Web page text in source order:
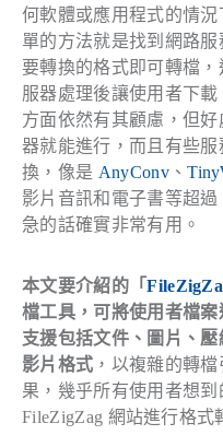
何軟體或應用程式的情
單的方法就是找到網路
要轉換的格式即可轉檔
服器處理後讓使用者下
方面依然有其顧慮，但
器就能進行，而且有些
換，像是 AnyConv、
影片音訊和電子書等超
急的話確實非常有用。
本文要介紹的「
檔工具，可將使用者檔案
支援包括文件、圖片、
影片格式 ，以複雜的轉
果，幾乎所有使用者想
FileZigZag 網站進行格式